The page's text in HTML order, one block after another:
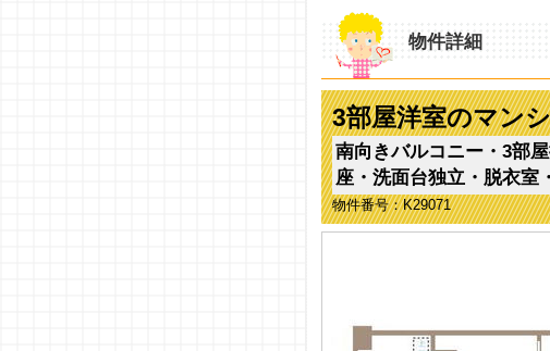
物件詳細
3部屋洋室のマン
南向きバルコニー・3部
座・洗面台独立・脱衣室
物件番号：K29071